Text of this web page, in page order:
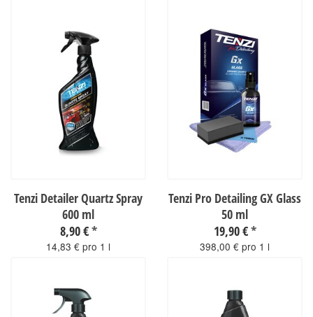
Tenzi Detailer Quartz Spray
600 ml
8,90 €*
14,83 € pro 1 l
Tenzi Pro Detailing GX Glass
50 ml
19,90 €*
398,00 € pro 1 l